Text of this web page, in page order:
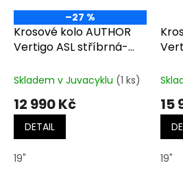
–27 %
Krosové kolo AUTHOR
Vertigo ASL stříbrná-
Skladem v Juvacyklu (1 ks)
12 990 Kč
DETAIL
19"
15
19"